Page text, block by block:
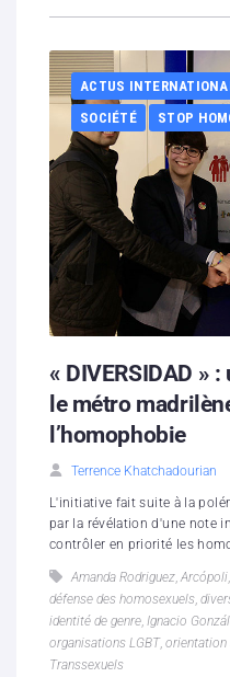
ACTUS
SOCIÉTÉ
STOP
« DIVERSIDAD »
le métro
l’homophobie
Terrence Khatchadourian
L'initiative fait suite à la
par la révélation d'une note
contrôler en priorité les
Amanda Rodriguez, Arcópoli,
défense des homosexuels,
identité de genre, Ignacio
organisations LGBT, orientation
Transsexuels